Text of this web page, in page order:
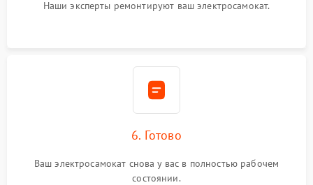
Наши эксперты ремонтируют ваш электросамокат.
6. Готово
Ваш электросамокат снова у вас в полностью рабочем
состоянии.